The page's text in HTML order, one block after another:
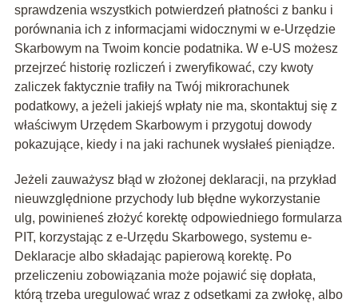
sprawdzenia wszystkich potwierdzeń płatności z banku i
porównania ich z informacjami widocznymi w e-Urzędzie
Skarbowym na Twoim koncie podatnika. W e-US możesz
przejrzeć historię rozliczeń i zweryfikować, czy kwoty
zaliczek faktycznie trafiły na Twój mikrorachunek
podatkowy, a jeżeli jakiejś wpłaty nie ma, skontaktuj się z
właściwym Urzędem Skarbowym i przygotuj dowody
pokazujące, kiedy i na jaki rachunek wysłałeś pieniądze.
Jeżeli zauważysz błąd w złożonej deklaracji, na przykład
nieuwzględnione przychody lub błędne wykorzystanie
ulg, powinieneś złożyć korektę odpowiedniego formularza
PIT, korzystając z e-Urzędu Skarbowego, systemu e-
Deklaracje albo składając papierową korektę. Po
przeliczeniu zobowiązania może pojawić się dopłata,
którą trzeba uregulować wraz z odsetkami za zwłokę, albo